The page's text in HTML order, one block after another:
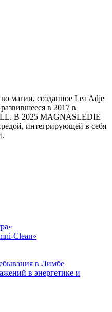
магии, созданное Lea Adje
в 2017 в
В 2025 MAGNASLEDIE
интегрирующей в себя
Clean»
в Лимбе
в энергетике и